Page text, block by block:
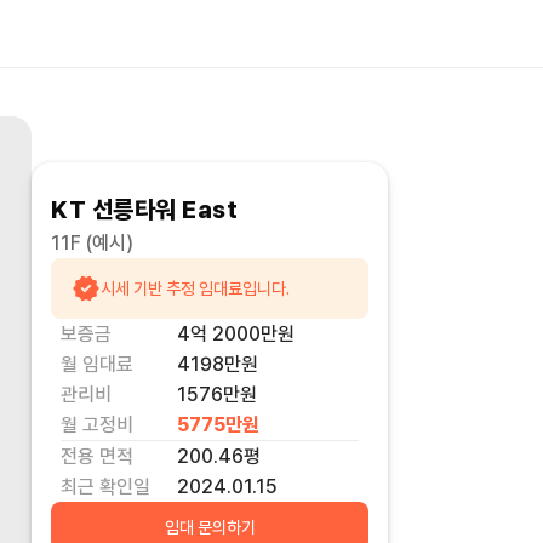
KT 선릉타워 East
11F (예시)
시세 기반 추정 임대료입니다.
보증금 4억 2000만원
월 임대료
4198만원
관리비
1576만원
월 고정비
5775만원
전용 면적
200.46평
최근 확인일
2024.01.15
임대 문의하기